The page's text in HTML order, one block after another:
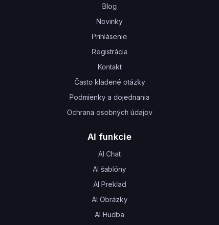
Blog
Novinky
Prihlásenie
Registrácia
Kontakt
Často kladené otázky
Podmienky a dojednania
Ochrana osobných údajov
AI funkcie
AI Chat
AI šablóny
AI Preklad
AI Obrázky
AI Hudba